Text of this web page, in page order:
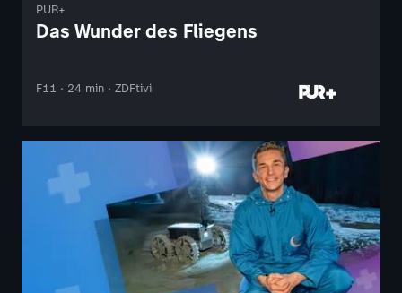
PUR+
Das Wunder des Fliegens
F11 · 24 min · ZDFtivi